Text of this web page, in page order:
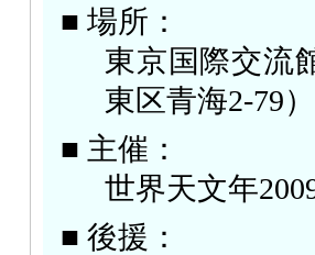
■ 場所：
東京国際交流
東区青海2-79）
■ 主催：
世界天文年
■ 後援：